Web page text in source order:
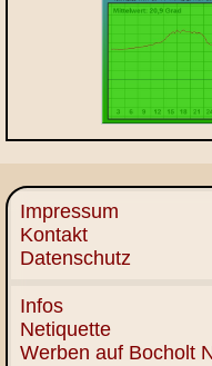
Impressum
Kontakt
Datenschutz
Infos
Netiquette
Werben auf Bocholt